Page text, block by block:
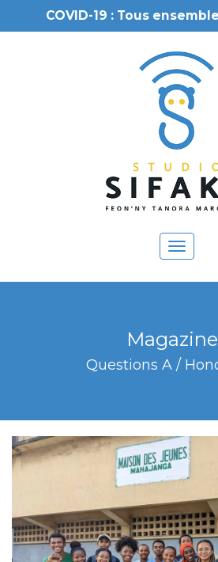
COVID-19 : Tous
Toggle
Questions A /